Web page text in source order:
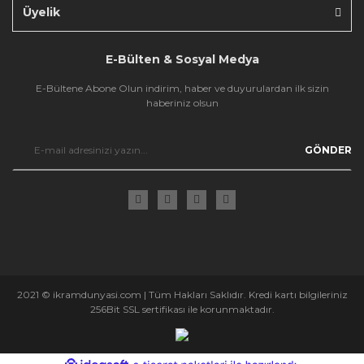
Üyelik
E-Bülten & Sosyal Medya
E-Bültene Abone Olun indirim, haber ve duyurulardan ilk sizin
haberiniz olsun
GÖNDER
2021 © ikramdunyasi.com | Tüm Hakları Saklıdır. Kredi kartı bilgileriniz
256Bit SSL sertifikası ile korunmaktadır.